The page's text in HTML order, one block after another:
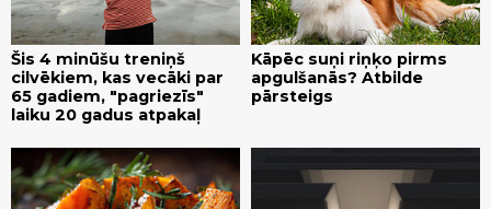
Šis 4 minūšu treniņš
cilvēkiem, kas vecāki par
65 gadiem, "pagriezīs"
laiku 20 gadus atpakaļ
Kāpēc suņi riņķo pirms
apgulšanās? Atbilde
pārsteigs